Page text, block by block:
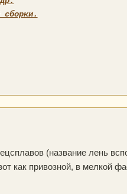
сборки.
(название лень
привозной, в мелкой